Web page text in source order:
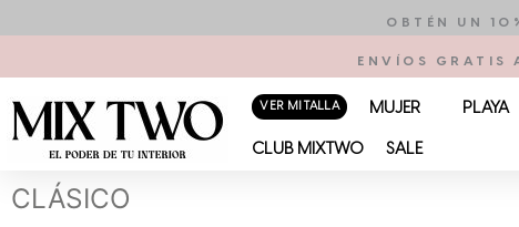
contenido
OBTÉN UN
ENVÍOS GRATIS
VER MI TALLA MUJER PLAYA
CLUB MIXTWO SALE
CLÁSICO